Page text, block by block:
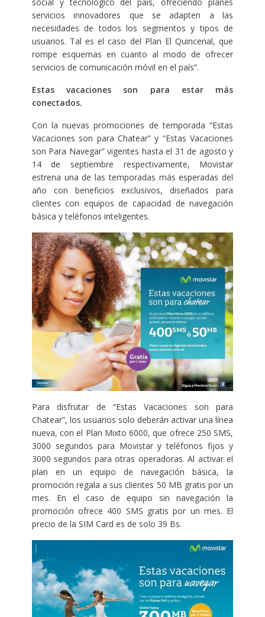
servicios innovadores que se adapten a las
necesidades de todos los segmentos y tipos de
usuarios. Tal es el caso del Plan El Quincenal, que
rompe esquemas en cuanto al modo de ofrecer
servicios de comunicación móvil en el país”.
Estas vacaciones son para estar más
conectados.
Con la nuevas promociones de temporada “Estas
Vacaciones son para Chatear” y “Estas Vacaciones
son Para Navegar” vigentes hasta el 31 de agosto y
14 de septiembre respectivamente, Movistar
estrena una de las temporadas más esperadas del
año con beneficios exclusivos, diseñados para
clientes con equipos de capacidad de navegación
básica y teléfonos inteligentes.
Para disfrutar de “Estas Vacaciones son para
Chatear”, los usuarios solo deberán activar una línea
nueva, con el Plan Mixto 6000, que ofrece 250 SMS,
3000 segundos para Movistar y teléfonos fijos y
3000 segundos para otras operadoras. Al activar el
plan en un equipo de navegación básica, la
promoción regala a sus clientes 50 MB gratis por un
mes. En el caso de equipo sin navegación la
promoción ofrece 400 SMS gratis por un mes. El
precio de la SIM Card es de solo 39 Bs.